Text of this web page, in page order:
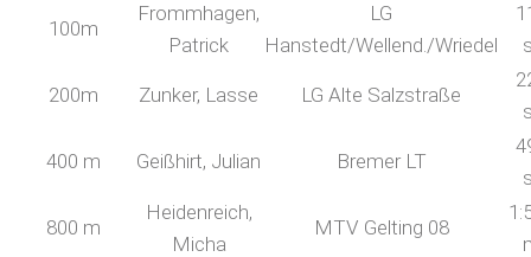
100m
Frommhagen,
Patrick
LG
Hanstedt/Wellend./Wriedel
200m Zunker, Lasse LG Alte Salzstraße
400 m Geißhirt, Julian Bremer LT
800 m
Heidenreich,
Micha
MTV Gelting 08